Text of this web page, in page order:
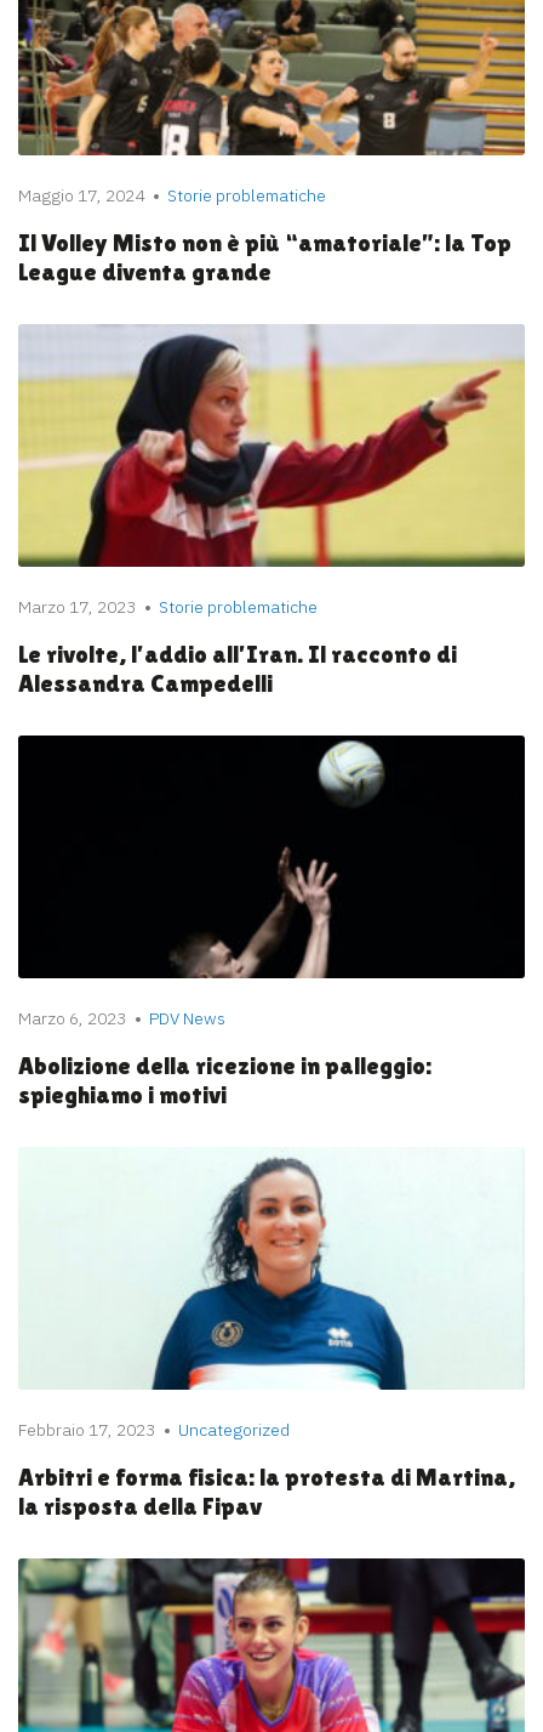
Maggio 17, 2024 Storie problematiche
Il Volley Misto non è più “amatoriale”: la Top
League diventa grande
Marzo 17, 2023 Storie problematiche
Le rivolte, l’addio all’Iran. Il racconto di
Alessandra Campedelli
Marzo 6, 2023 PDV News
Abolizione della ricezione in palleggio:
spieghiamo i motivi
Febbraio 17, 2023 Uncategorized
Arbitri e forma fisica: la protesta di Martina,
la risposta della Fipav